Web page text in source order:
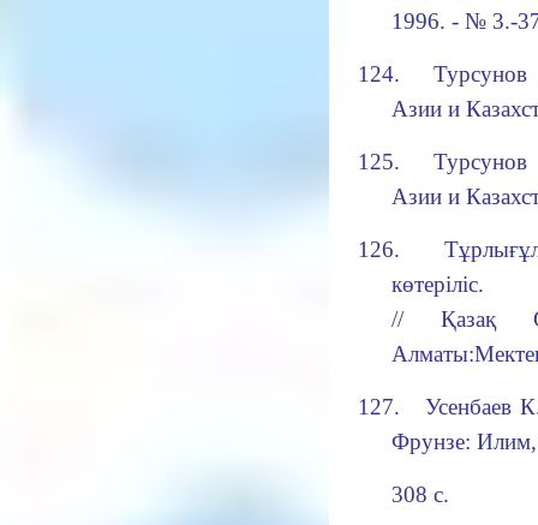
1996. - № 3.-
124.
Азии и
125.
Азии иК
126.
көтеріліс.
// Қазақ
127.
Усенбаев
Фрунзе:
308 с.